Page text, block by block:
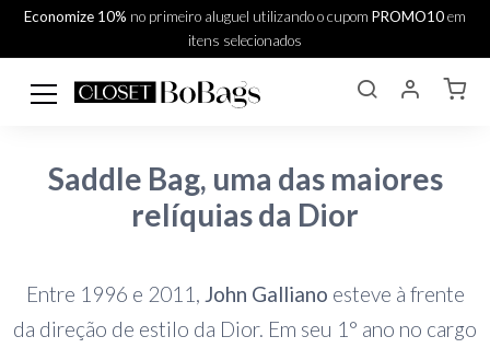
Economize 10% no primeiro aluguel utilizando o cupom PROMO10em
itens selecionados
Saddle Bag, uma das maiores
relíquias da Dior
Entre 1996 e 2011, John Galliano esteve à frente
da direção de estilo da Dior. Em seu 1° ano no cargo